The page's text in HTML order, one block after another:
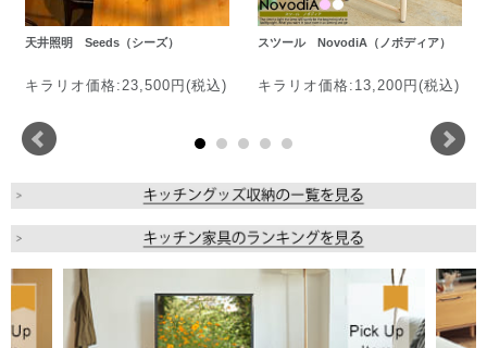
天井照明 Seeds（シーズ）
キラリオ価格:23,500円(税込)
スツール NovodiA（ノボディア）
キラリオ価格:13,200円(税込)